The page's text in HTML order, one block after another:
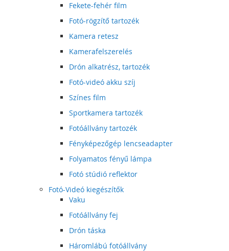
Fekete-fehér film
Fotó-rögzítő tartozék
Kamera retesz
Kamerafelszerelés
Drón alkatrész, tartozék
Fotó-videó akku szíj
Színes film
Sportkamera tartozék
Fotóállvány tartozék
Fényképezőgép lencseadapter
Folyamatos fényű lámpa
Fotó stúdió reflektor
Fotó-Videó kiegészítők
Vaku
Fotóállvány fej
Drón táska
Háromlábú fotóállvány